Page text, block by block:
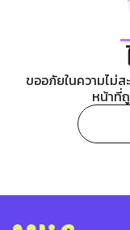
ขออภัยในความไม่
หน้าที่